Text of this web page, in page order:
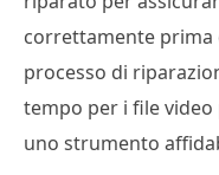
correttamente prima
processo di
tempo per i file
uno strumento